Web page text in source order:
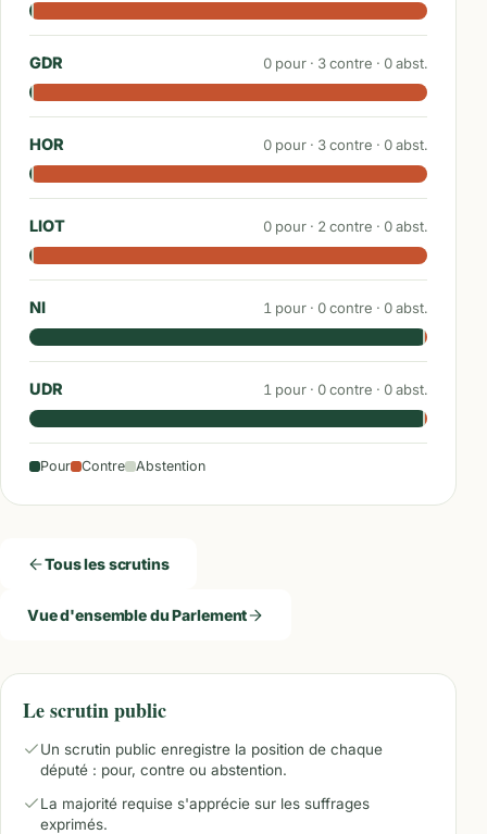
GDR 0 pour · 3contre · 0abst.
HOR 0 pour · 3contre · 0abst.
LIOT 0 pour · 2 contre · 0abst.
NI 1 pour · 0contre · 0abst.
UDR 1 pour · 0contre · 0abst.
Pour Contre Abstention
Tous les scrutins
Vue d'ensemble du Parlement
Le scrutin public
Un scrutin public enregistre la position de chaque
député : pour, contre ou abstention.
La majorité requise s'apprécie sur les suffrages
exprimés.